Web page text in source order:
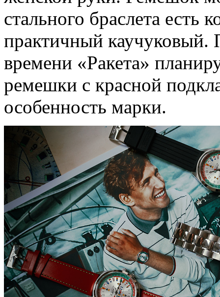
стального браслета
практичный каучуковый.
времени «Ракета»
ремешки с красной
особенность марки.